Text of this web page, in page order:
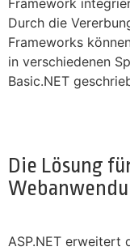
Framework
Durch die
Frameworks
in verschiedenen
Basic.NET
Die Lösung
ASP.NET erweitert